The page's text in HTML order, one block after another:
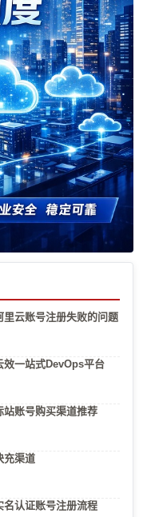
里云账号注册失败的问题
效一站式DevOps平台
账号购买渠道推荐
充渠道
名认证账号注册流程